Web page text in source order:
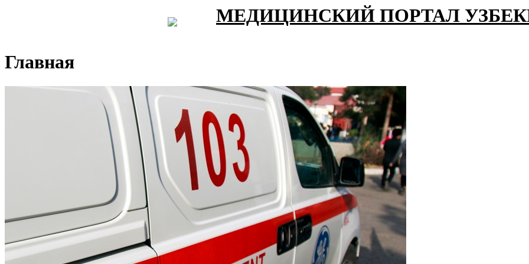
МЕДИЦИНСКИЙ ПОРТАЛ
Главная